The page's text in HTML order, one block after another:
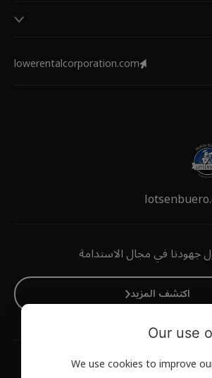
جهودنا في مجال الاستدامة
اكتشف المزيد
lowerentalcorporation.com
Our use
We use cookies to improve